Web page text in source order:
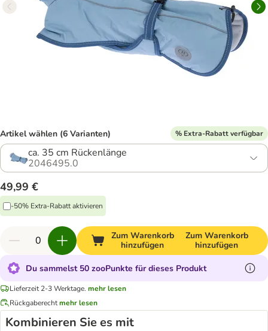
Artikel wählen (6 Varianten) % Extra-Rabatt verfügbar
ca. 35 cm Rückenlänge
2046495.0
49,99 €
-50% Extra-Rabatt aktivieren
Zum Warenkorb
hinzufügen
Zum Warenkorb
hinzufügen
Du sammelst 50 zooPunkte für dieses Produkt
Lieferzeit 2-3 Werktage. mehr lesen
Rückgaberechtmehr lesen
Kombinieren Sie es mit